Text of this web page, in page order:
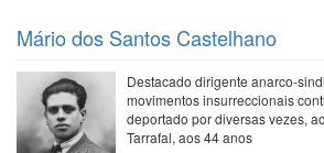
Mário dos Santos Castelhano
Destacado dirigente anarco-
movimentos insurreccionais
deportado por diversas vezes,
Tarrafal, aos 44 anos